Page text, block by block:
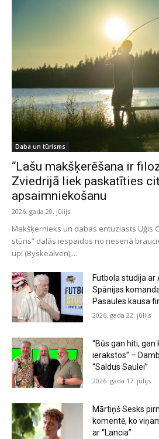
Daba un tūrisms
“Lašu makšķerēšana ir
Zviedrijā liek paskatīties
apsaimniekošanu
2026. gada 20. jūlijs
Makšķernieks un dabas entuziasts Uģis
stūris” dalās iespaidos no nesenā
upi (Byskeälven),...
Futbola studija ar
Spānijas
Pasaules kausa
2026. gada 22. jūlijs
“Būs gan hiti, gan
ierakstos” –
“Saldus Saulei”
2026. gada 17. jūlijs
Mārtiņš Sesks
komentē, ko
ar “Lancia”